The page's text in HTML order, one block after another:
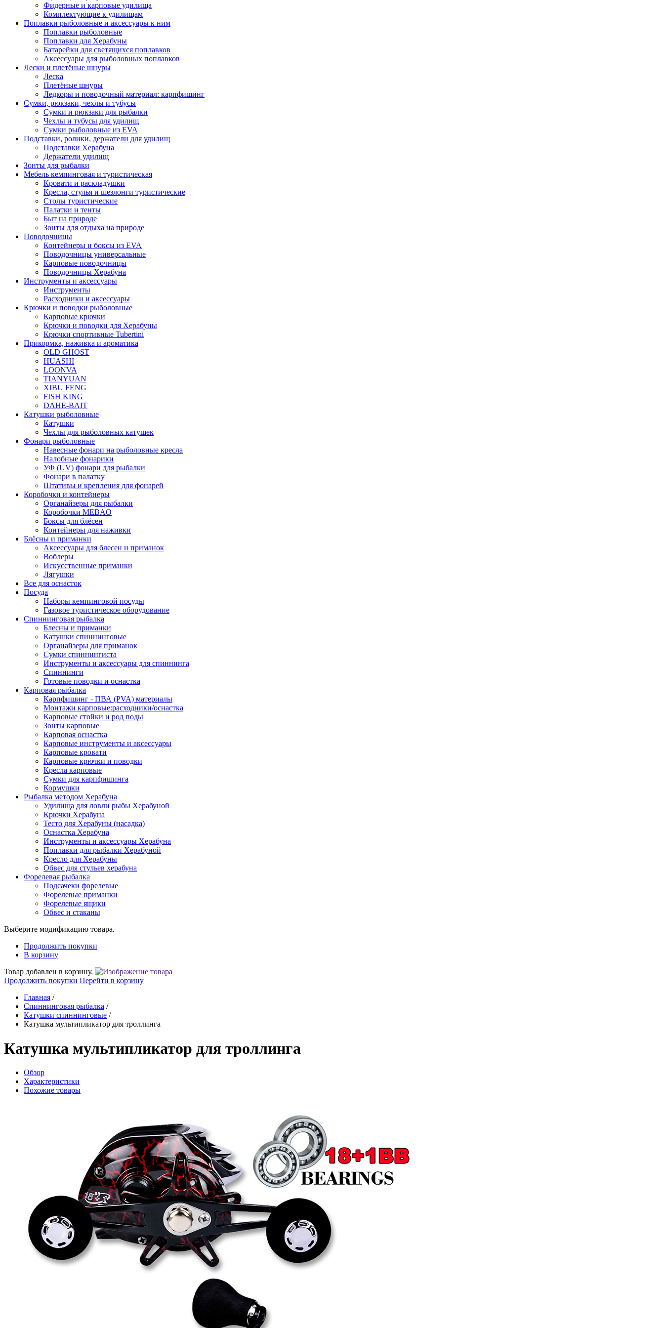
Фидерные и карповые удилища
Комплектующие к удилищам
Поплавки рыболовные и аксессуары к ним
Поплавки рыболовные
Поплавки для Херабуны
Батарейки для светящихся поплавков
Аксессуары для рыболовных поплавков
Лески и плетёные шнуры
Леска
Плетёные шнуры
Ледкоры и поводочный материал: карпфишинг
Сумки, рюкзаки, чехлы и тубусы
Сумки и рюкзаки для рыбалки
Чехлы и тубусы для удилищ
Сумки рыболовные из EVA
Подставки, ролики, держатели для удилищ
Подставки Херабуна
Держатели удилищ
Зонты для рыбалки
Мебель кемпинговая и туристическая
Кровати и раскладушки
Кресла, стулья и шезлонги туристические
Столы туристические
Палатки и тенты
Быт на природе
Зонты для отдыха на природе
Поводочницы
Контейнеры и боксы из EVA
Поводочницы универсальные
Карповые поводочницы
Поводочницы Херабуна
Инструменты и аксессуары
Инструменты
Расходники и аксессуары
Крючки и поводки рыболовные
Карповые крючки
Крючки и поводки для Херабуны
Крючки спортивные Tubertini
Прикормка, наживка и ароматика
OLD GHOST
HUASHI
LOONVA
TIANYUAN
XIBU FENG
FISH KING
DAHE-BAIT
Катушки рыболовные
Катушки
Чехлы для рыболовных катушек
Фонари рыболовные
Навесные фонари на рыболовные кресла
Налобные фонарики
УФ (UV) фонари для рыбалки
Фонари в палатку
Штативы и крепления для фонарей
Коробочки и контейнеры
Органайзеры для рыбалки
Коробочки MEBAO
Боксы для блёсен
Контейнеры для наживки
Блёсны и приманки
Аксессуары для блесен и приманок
Воблеры
Искусственные приманки
Лягушки
Все для оснасток
Посуда
Наборы кемпинговой посуды
Газовое туристическое оборудование
Спиннинговая рыбалка
Блесны и приманки
Катушки спиннинговые
Органайзеры для приманок
Сумки спиннингиста
Инструменты и аксессуары для спиннинга
Спиннинги
Готовые поводки и оснастка
Карповая рыбалка
Карпфишинг - ПВА (PVA) материалы
Монтажи карповые:расходники/оснастка
Карповые стойки и род поды
Зонты карповые
Карповая оснастка
Карповые инструменты и аксессуары
Карповые кровати
Карповые крючки и поводки
Кресла карповые
Сумки для карпфишинга
Кормушки
Рыбалка методом Херабуна
Удилища для ловли рыбы Херабуной
Крючки Херабуна
Тесто для Херабуны (насадка)
Оснастка Херабуна
Инструменты и аксессуары Херабуна
Поплавки для рыбалки Херабуной
Кресло для Херабуны
Обвес для стульев херабуна
Форелевая рыбалка
Подсачеки форелевые
Форелевые приманки
Форелевые ящики
Обвес и стаканы
Выберите модификацию товара.
Продолжить покупки
В корзину
Товар добавлен в корзину.
Продолжить покупки Перейти в корзину
Главная /
Спиннинговая рыбалка /
Катушки спиннинговые /
Катушка мультипликатор для троллинга
Катушка мультипликатор для троллинга
Обзор
Характеристики
Похожие товары